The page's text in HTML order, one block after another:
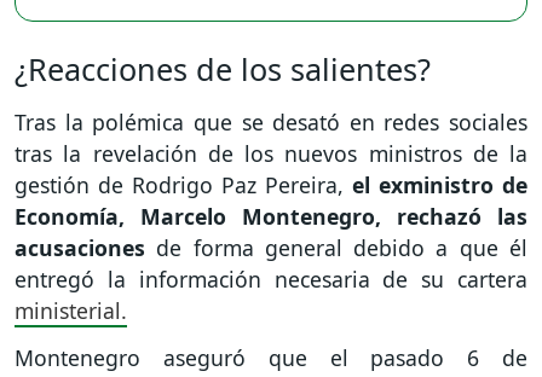
¿Reacciones de los salientes?
Tras la polémica que se desató en redes sociales
tras la revelación de los nuevos ministros de la
gestión de Rodrigo Paz Pereira, el exministro de
Economía, Marcelo Montenegro, rechazó las
acusaciones de forma general debido a que él
entregó la información necesaria de su cartera
ministerial.
Montenegro aseguró que el pasado 6 de